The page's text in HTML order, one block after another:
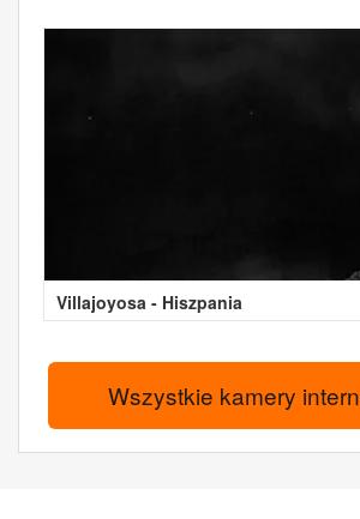
Villajoyosa - Hiszpania
Wszystkie kamery